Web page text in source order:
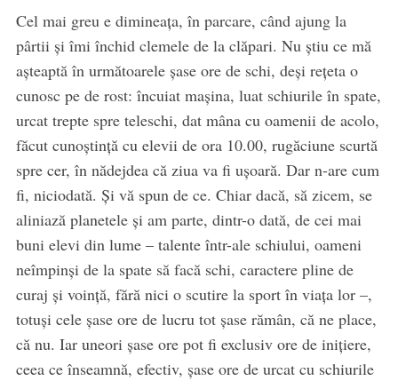
Cel mai greu e dimineața, în parcare, când ajung la
pârtii și îmi închid clemele de la clăpari. Nu știu ce mă
așteaptă în următoarele șase ore de schi, deși rețeta o
cunosc pe de rost: încuiat mașina, luat schiurile în spate,
urcat trepte spre teleschi, dat mâna cu oamenii de acolo,
făcut cunoștință cu elevii de ora 10.00, rugăciune scurtă
spre cer, în nădejdea că ziua va fi ușoară. Dar n-are cum
fi, niciodată. Și vă spun de ce. Chiar dacă, să zicem, se
aliniază planetele și am parte, dintr-o dată, de cei mai
buni elevi din lume – talente într-ale schiului, oameni
neîmpinși de la spate să facă schi, caractere pline de
curaj și voință, fără nici o scutire la sport în viața lor –,
totuși cele șase ore de lucru tot șase rămân, că ne place,
că nu. Iar uneori șase ore pot fi exclusiv ore de inițiere,
ceea ce înseamnă, efectiv, șase ore de urcat cu schiurile